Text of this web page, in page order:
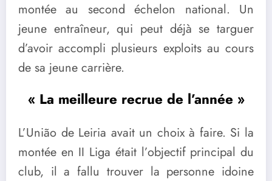
montée au second échelon national. Un
jeune entraîneur, qui peut déjà se targuer
d’avoir accompli plusieurs exploits au cours
de sa jeune carrière.
« La meilleure recrue de l’année »
L’União de Leiria avait un choix à faire. Si la
montée en II Liga était l’objectif principal du
club, il a fallu trouver la personne idoine